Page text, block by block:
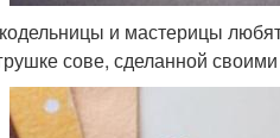
и мастерицы
сове, сделанной